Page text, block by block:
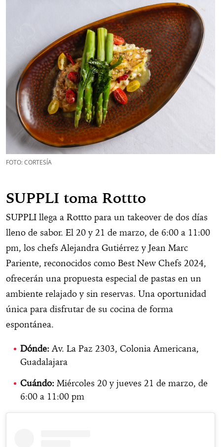
FOTO: CORTESÍA
SUPPLI toma Rottto
SUPPLI llega a Rottto para un takeover de dos días
lleno de sabor. El 20 y 21 de marzo, de 6:00 a 11:00
pm, los chefs Alejandra Gutiérrez y Jean Marc
Pariente, reconocidos como Best New Chefs 2024,
ofrecerán una propuesta especial de pastas en un
ambiente relajado y sin reservas. Una oportunidad
única para disfrutar de su cocina de forma
espontánea.
Dónde:Av. La Paz 2303, Colonia Americana,
Guadalajara
Cuándo: Miércoles 20 y jueves 21 de marzo, de
6:00 a 11:00 pm